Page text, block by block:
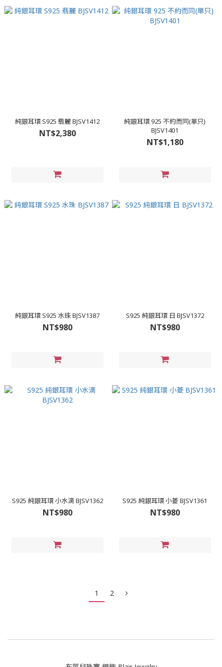
純銀耳環 S925 翡麗 BJSV1412
NT$2,380
純銀耳環 925 不約而同(單只)
BJSV1401
NT$1,180
純銀耳環 S925 水珠 BJSV1387
NT$980
S925 純銀耳環 日 BJSV1372
NT$980
S925 純銀耳環 小水滴 BJSV1362
NT$980
S925 純銀耳環 小菱 BJSV1361
NT$980
1 2